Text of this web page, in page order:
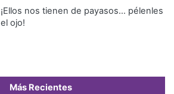
¡Ellos nos tienen de payasos… pélenles
el ojo!
Más Recientes